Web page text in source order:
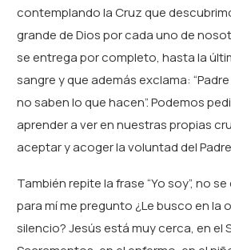
contemplando la Cruz que
grande de Dios por cada uno de
se entrega por completo, hasta la
sangre y que además exclama:
no saben lo que hacen”. Podemos
aprender a ver en nuestras propias
aceptar y acoger la voluntad del
También repite la frase “Yo soy”, no
para mí me pregunto ¿Le busco en la
silencio? Jesús está muy cerca, en el